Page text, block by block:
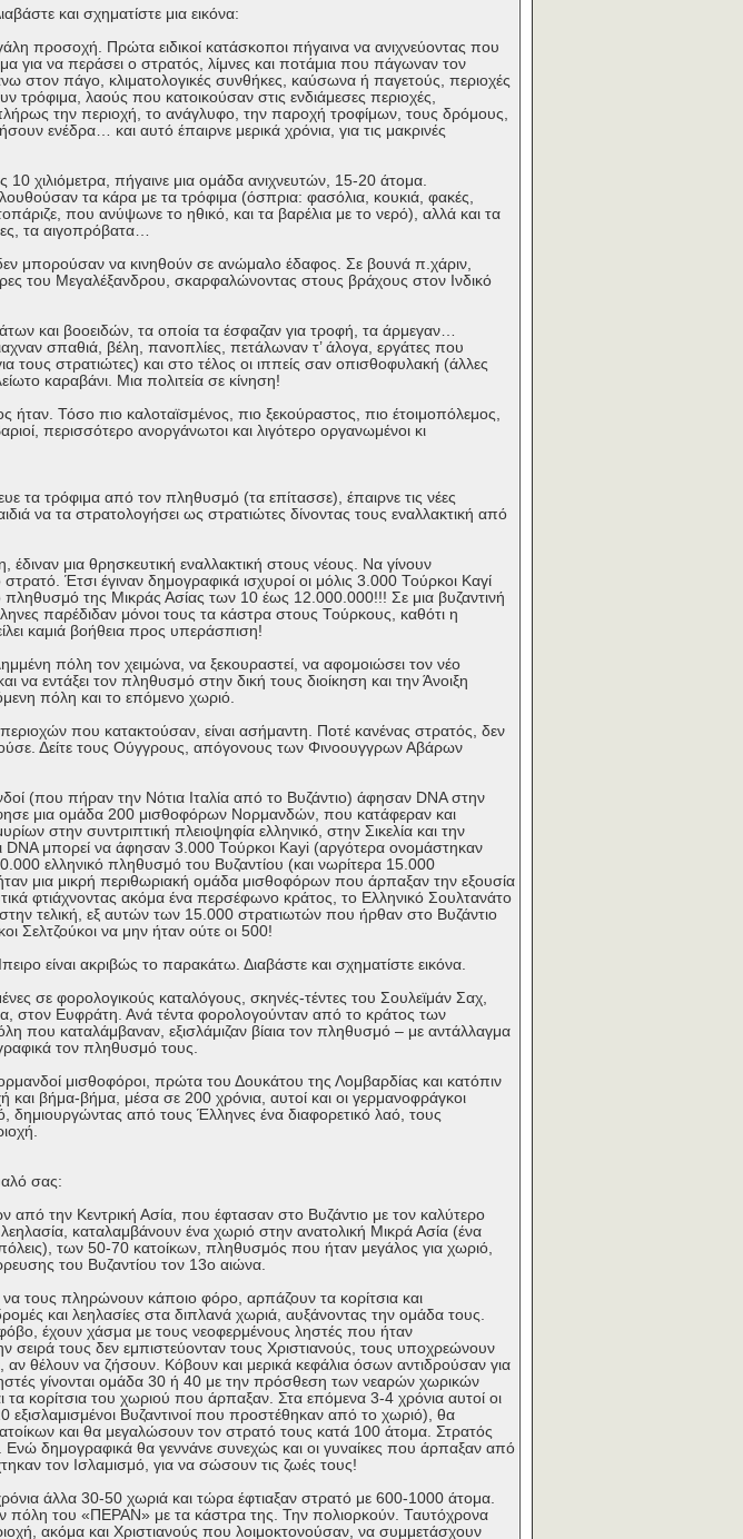
και σχηματίστε μια εικόνα:
προσοχή. Πρώτα ειδικοί κατάσκοποι πήγαινα να ανιχνεύοντας που
για να περάσει ο στρατός, λίμνες και ποτάμια που πάγωναν τον
στον πάγο, κλιματολογικές συνθήκες, καύσωνα ή παγετούς, περιοχές
λαούς που κατοικούσαν στις ενδιάμεσες περιοχές,
την περιοχή, το ανάγλυφο, την παροχή τροφίμων, τους δρόμους,
ενέδρα… και αυτό έπαιρνε μερικά χρόνια, για τις μακρινές
χιλιόμετρα, πήγαινε μια ομάδα ανιχνευτών, 15-20 άτομα.
τα κάρα με τα τρόφιμα (όσπρια: φασόλια, κουκιά, φακές,
που ανύψωνε το ηθικό, και τα βαρέλια με το νερό), αλλά και τα
τα αιγοπρόβατα…
μπορούσαν να κινηθούν σε ανώμαλο έδαφος. Σε βουνά π.χάριν,
του Μεγαλέξανδρου, σκαρφαλώνοντας στους βράχους στον Ινδικό
και βοοειδών, τα οποία τα έσφαζαν για τροφή, τα άρμεγαν…
σπαθιά, βέλη, πανοπλίες, πετάλωναν τ’ άλογα, εργάτες που
τους στρατιώτες) και στο τέλος οι ιππείς σαν οπισθοφυλακή (άλλες
καραβάνι. Μια πολιτεία σε κίνηση!
ήταν. Τόσο πιο καλοταϊσμένος, πιο ξεκούραστος, πιο έτοιμοπόλεμος,
περισσότερο ανοργάνωτοι και λιγότερο οργανωμένοι κι
τα τρόφιμα από τον πληθυσμό (τα επίτασσε), έπαιρνε τις νέες
να τα στρατολογήσει ως στρατιώτες δίνοντας τους εναλλακτική από
μια θρησκευτική εναλλακτική στους νέους. Να γίνουν
Έτσι έγιναν δημογραφικά ισχυροί οι μόλις 3.000 Τούρκοι Καγί
της Μικράς Ασίας των 10 έως 12.000.000!!! Σε μια βυζαντινή
παρέδιδαν μόνοι τους τα κάστρα στους Τούρκους, καθότι η
καμιά βοήθεια προς υπεράσπιση!
πόλη τον χειμώνα, να ξεκουραστεί, να αφομοιώσει τον νέο
να εντάξει τον πληθυσμό στην δική τους διοίκηση και την Άνοιξη
πόλη και το επόμενο χωριό.
που κατακτούσαν, είναι ασήμαντη. Ποτέ κανένας στρατός, δεν
Δείτε τους Ούγγρους, απόγονους των Φινοουγγρων Αβάρων
(που πήραν την Νότια Ιταλία από το Βυζάντιο) άφησαν DNA στην
μια ομάδα 200 μισθοφόρων Νορμανδών, που κατάφεραν και
στην συντριπτική πλειοψηφία ελληνικό, στην Σικελία και την
DNA μπορεί να άφησαν 3.000 Τούρκοι Kayi (αργότερα ονομάστηκαν
ελληνικό πληθυσμό του Βυζαντίου (και νωρίτερα 15.000
μια μικρή περιθωριακή ομάδα μισθοφόρων που άρπαξαν την εξουσία
φτιάχνοντας ακόμα ένα περσέφωνο κράτος, το Ελληνικό Σουλτανάτο
τελική, εξ αυτών των 15.000 στρατιωτών που ήρθαν στο Βυζάντιο
Σελτζούκοι να μην ήταν ούτε οι 500!
είναι ακριβώς το παρακάτω. Διαβάστε και σχηματίστε εικόνα.
σε φορολογικούς καταλόγους, σκηνές-τέντες του Σουλεϊμάν Σαχ,
στον Ευφράτη. Ανά τέντα φορολογούνταν από το κράτος των
που καταλάμβαναν, εξισλάμιζαν βίαια τον πληθυσμό – με αντάλλαγμα
τον πληθυσμό τους.
μισθοφόροι, πρώτα του Δουκάτου της Λομβαρδίας και κατόπιν
και βήμα-βήμα, μέσα σε 200 χρόνια, αυτοί και οι γερμανοφράγκοι
δημιουργώντας από τους Έλληνες ένα διαφορετικό λαό, τους
σας:
την Κεντρική Ασία, που έφτασαν στο Βυζάντιο με τον καλύτερο
καταλαμβάνουν ένα χωριό στην ανατολική Μικρά Ασία (ένα
των 50-70 κατοίκων, πληθυσμός που ήταν μεγάλος για χωριό,
του Βυζαντίου τον 13ο αιώνα.
να τους πληρώνουν κάποιο φόρο, αρπάζουν τα κορίτσια και
και λεηλασίες στα διπλανά χωριά, αυξάνοντας την ομάδα τους.
φόβο, έχουν χάσμα με τους νεοφερμένους ληστές που ήταν
σειρά τους δεν εμπιστεύονταν τους Χριστιανούς, τους υποχρεώνουν
θέλουν να ζήσουν. Κόβουν και μερικά κεφάλια όσων αντιδρούσαν για
γίνονται ομάδα 30 ή 40 με την πρόσθεση των νεαρών χωρικών
κορίτσια του χωριού που άρπαξαν. Στα επόμενα 3-4 χρόνια αυτοί οι
εξισλαμισμένοι Βυζαντινοί που προστέθηκαν από το χωριό), θα
και θα μεγαλώσουν τον στρατό τους κατά 100 άτομα. Στρατός
Ενώ δημογραφικά θα γεννάνε συνεχώς και οι γυναίκες που άρπαξαν από
τον Ισλαμισμό, για να σώσουν τις ζωές τους!
άλλα 30-50 χωριά και τώρα έφτιαξαν στρατό με 600-1000 άτομα.
πόλη του «ΠΕΡΑΝ» με τα κάστρα της. Την πολιορκούν. Ταυτόχρονα
ακόμα και Χριστιανούς που λοιμοκτονούσαν, να συμμετάσχουν